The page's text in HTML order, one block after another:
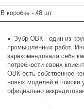
В коробке - 48 шт
Зубр ОВК - один из
промышленных работ.
зарекомендовала себя
потребности своих
ОВК есть собственное
новых моделей и поиски
официально